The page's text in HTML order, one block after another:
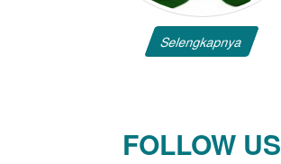
Selengkapnya
FOLLOW US